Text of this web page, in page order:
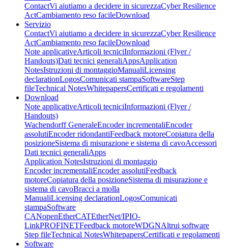
ContactVi aiutiamo a decidere in sicurezzaCyber Resilience
ActCambiamento reso facileDownload
Servizio
ContactVi aiutiamo a decidere in sicurezzaCyber Resilience
ActCambiamento reso facileDownload
Note applicativeArticoli tecniciInformazioni (Flyer /
Handouts)Dati tecnici generaliAppsApplication
NotesIstruzioni di montaggioManualiLicensing
declarationLogosComunicati stampaSoftwareStep
fileTechnical NotesWhitepapersCertificati e regolamenti
Download
Note applicativeArticoli tecniciInformazioni (Flyer /
Handouts)
Wachendorff GeneraleEncoder incrementaliEncoder
assolutiEncoder ridondantiFeedback motoreCopiatura della
posizioneSistema di misurazione e sistema di cavoAccessori
Dati tecnici generaliApps
Application NotesIstruzioni di montaggio
Encoder incrementaliEncoder assolutiFeedback
motoreCopiatura della posizioneSistema di misurazione e
sistema di cavoBracci a molla
ManualiLicensing declarationLogosComunicati
stampaSoftware
CANopenEtherCATEtherNet/IPIO-
LinkPROFINETFeedback motoreWDGNAltrui software
Step fileTechnical NotesWhitepapersCertificati e regolamenti
Software